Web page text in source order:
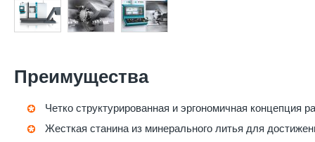
Преимущества
Четко структурированная и эргономичная концепция
Жесткая станина из минерального литья для